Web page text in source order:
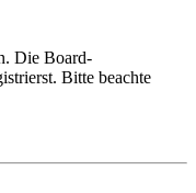
Die Board-
Bitte beachte